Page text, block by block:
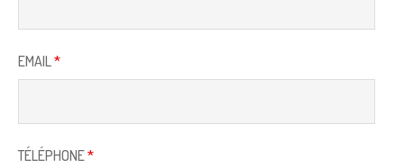
EMAIL*
TÉLÉPHONE*